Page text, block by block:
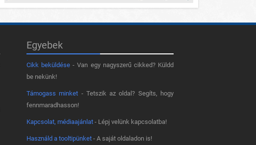
Egyebek
Cikk beküldése - Van egy nagyszerű cikked? Küldd
be nekünk!
Támogass minket - Tetszik az oldal? Segíts, hogy
fennmaradhasson!
Kapcsolat, médiaajánlat - Lépj velünk kapcsolatba!
Használd a tooltipünket - A saját oldaladon is!